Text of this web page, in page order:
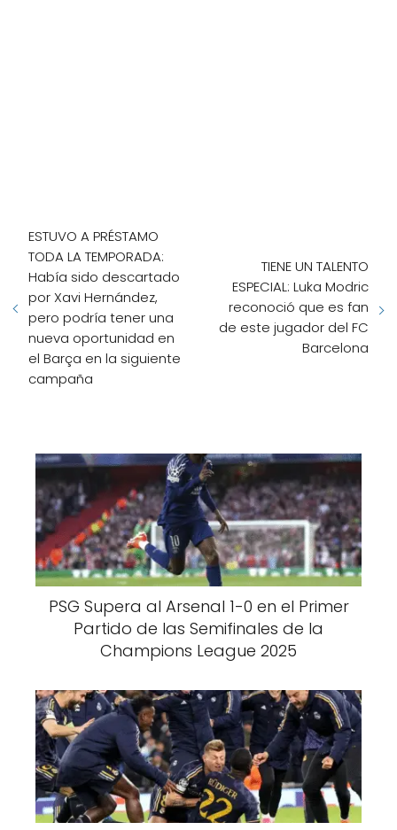
ESTUVO A PRÉSTAMO
TODA LA TEMPORADA:
Había sido descartado
por Xavi Hernández,
pero podría tener una
nueva oportunidad en
el Barça en la siguiente
campaña
TIENE UN TALENTO
ESPECIAL: Luka Modric
reconoció que es fan
de este jugador del FC
Barcelona
PSG Supera al Arsenal 1-0 en el Primer
Partido de las Semifinales de la
Champions League 2025